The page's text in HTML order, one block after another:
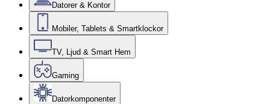
Datorer & Kontor
Mobiler, Tablets & Smartklockor
TV, Ljud & Smart Hem
Gaming
Datorkomponenter